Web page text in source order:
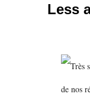
Less